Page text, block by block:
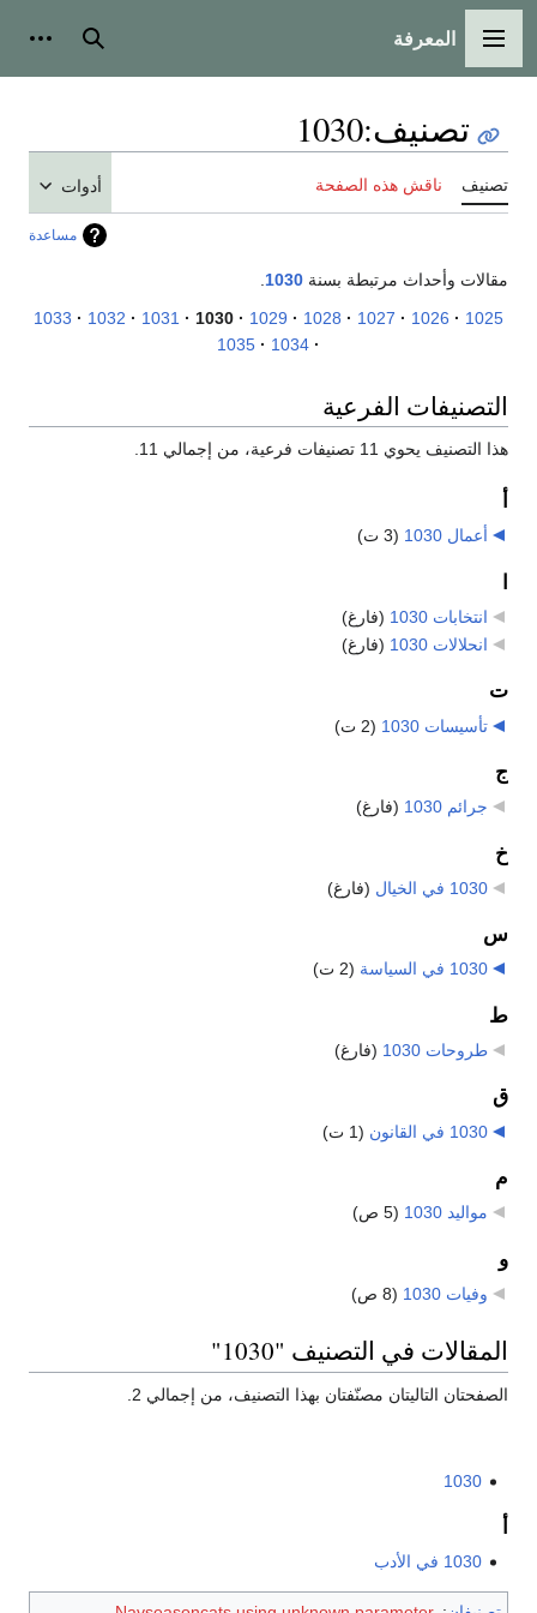
القائمة الرئيسية
المعرفة بحث
تصنيف:
1030
تصنيف ناقش هذه الصفحة أدوات
مساعدة
مقالات وأحداث مرتبطة بسنة 1030
1025
1026
1027
1028
1029
1030
1031
1032
1033
1034
1035
التصنيفات الفرعية
هذا التصنيف يحوي 11 تصنيفات فرعية، من إجمالي 11.
أعمال 1030 (3 ت)
انتخابات 1030
(فارغ)
انحلالات 1030
(فارغ)
ت
تأسيسات 1030 (2 ت)
ج
جرائم 1030 (فارغ)
خ
1030 في الخيال (فارغ)
س
1030 في السياسة (2 ت)
ط
طروحات 1030 (فارغ)
ق
1030 في القانون (1 ت)
م
مواليد 1030 (5 ص)
و
وفيات 1030 (8 ص)
المقالات في التصنيف "1030"
الصفحتان التاليتان مصنّفتان بهذا التصنيف، من إجمالي 2.
1030
1030 في الأدب